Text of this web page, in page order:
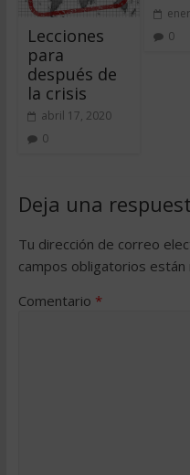
Lecciones
para
después de
la crisis
abril 17, 2020
0
0
Deja una
Tu dirección de correo
campos obligatorios están
Comentario *